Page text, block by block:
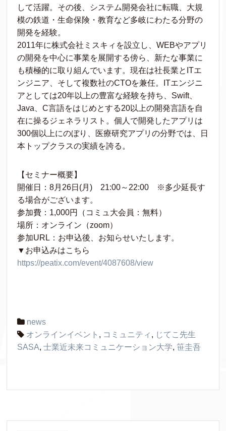
して活躍。その後、システム開発会社に転職、大規
模の鉄道・生命保険・教育など多岐にわたる分野の
開発を経験。
2011年に株式会社ミスキィを設立し、WEBやアプリ
の開発を中心に事業を展開する傍ら、新たな事業に
も積極的に取り組んでいます。現在は社長業とITエ
ンジニア、そして複数社のCTOを兼任。ITエンジニ
アとしては20年以上の豊富な経験を持ち、Swift、
Java、C言語をはじめとする20以上の開発言語を自
在に操るジェネラリスト。個人で開発したアプリは
300個以上にのぼり、医療研究アプリの分野では、日
本トップクラスの実績を誇る。
【セミナー概要】
開催日：8月26日(月) 21:00～22:00 ※多少延長す
る場合がございます。
参加費：1,000円（コミュ大会員：無料）
場所：オンライン（zoom）
参加URL：お申込後、お知らせいたします。
▼お申込みはこちら
https://peatix.com/event/4087608/view
news
オンラインイベント , コミュニティ , じてこ先生
SASA,士業近未来コミュニケーション大学, 笹圭吾